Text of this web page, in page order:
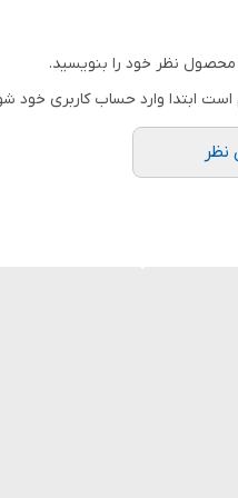
محصول نظر خود را بنویسید.
است ابتدا وارد حساب کاربری خود
نظر